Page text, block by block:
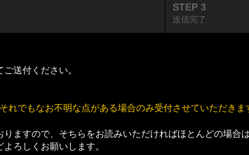
STEP 3
送信完了
送付ください。
でもなお不明な点がある場合のみ受付させていただきま
ますので、そちらをお読みいただければほとんどの場合
ろしくお願いします。